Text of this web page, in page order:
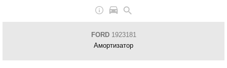
FORD1923181
Амортизатор